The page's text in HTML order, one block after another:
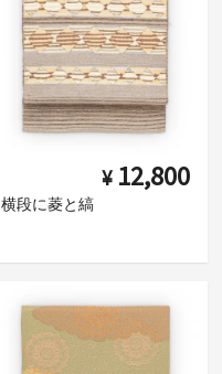
¥ 12,800
横段に菱と縞